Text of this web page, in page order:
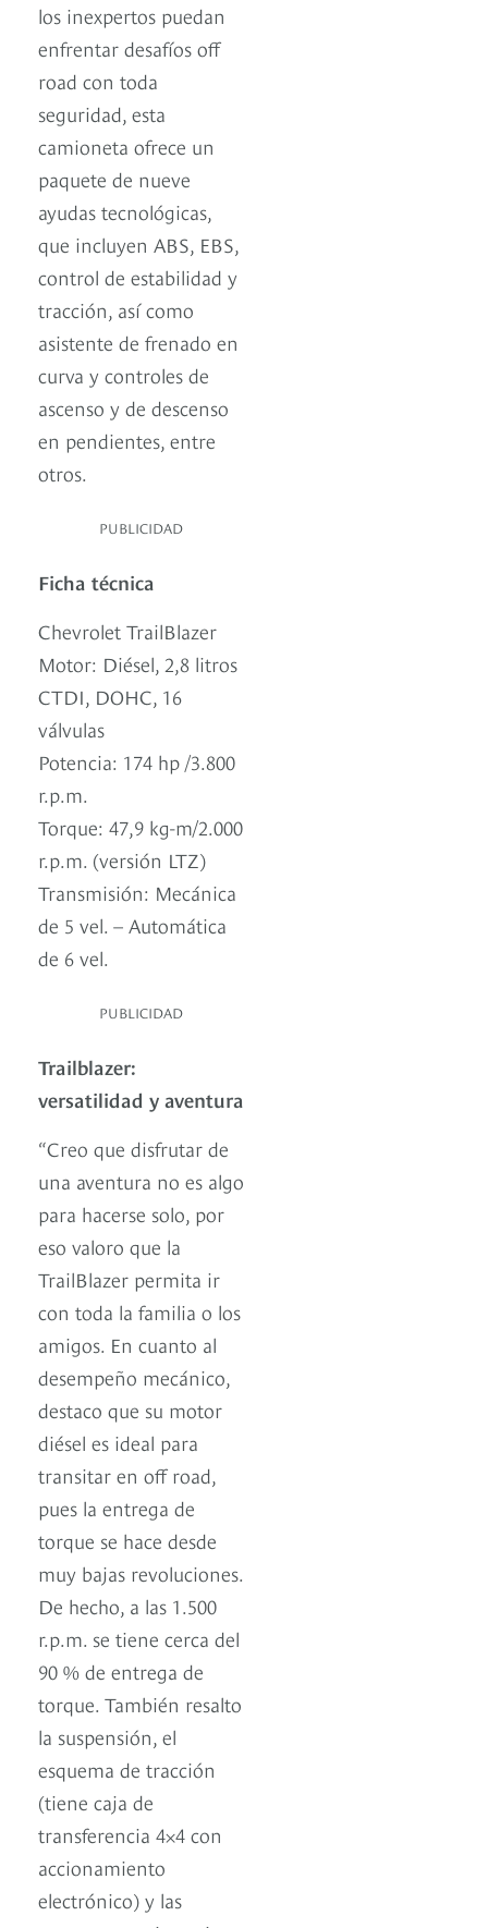
los inexpertos puedan
enfrentar desafíos off
road con toda
seguridad, esta
camioneta ofrece un
paquete de nueve
ayudas tecnológicas,
que incluyen ABS, EBS,
control de estabilidad y
tracción, así como
asistente de frenado en
curva y controles de
ascenso y de descenso
en pendientes, entre
otros.
PUBLICIDAD
Ficha técnica
Chevrolet TrailBlazer
Motor: Diésel, 2,8 litros
CTDI, DOHC, 16
válvulas
Potencia: 174 hp /3.800
r.p.m.
Torque: 47,9 kg-m/2.000
r.p.m. (versión LTZ)
Transmisión: Mecánica
de 5 vel. – Automática
de 6 vel.
PUBLICIDAD
Trailblazer:
versatilidad y aventura
“Creo que disfrutar de
una aventura no es algo
para hacerse solo, por
eso valoro que la
TrailBlazer permita ir
con toda la familia o los
amigos. En cuanto al
desempeño mecánico,
destaco que su motor
diésel es ideal para
transitar en off road,
pues la entrega de
torque se hace desde
muy bajas revoluciones.
De hecho, a las 1.500
r.p.m. se tiene cerca del
90 % de entrega de
torque. También resalto
la suspensión, el
esquema de tracción
(tiene caja de
transferencia 4×4 con
accionamiento
electrónico) y las